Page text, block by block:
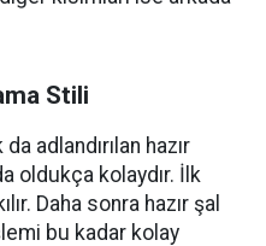
Stili
adlandırılan hazır
oldukça kolaydır. İlk
Daha sonra hazır şal
bu kadar kolay